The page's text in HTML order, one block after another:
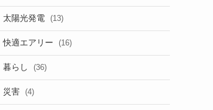
太陽光発電 (13)
快適エアリー (16)
暮らし (36)
災害 (4)